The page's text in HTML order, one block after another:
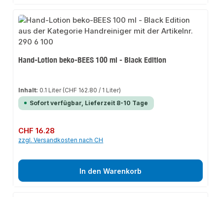
Hand-Lotion beko-BEES 100 ml - Black Edition
Inhalt: 0.1 Liter (CHF 162.80 / 1 Liter)
Sofort verfügbar, Lieferzeit 8-10 Tage
Regulärer Preis:
CHF 16.28
zzgl. Versandkosten nach CH
In den Warenkorb